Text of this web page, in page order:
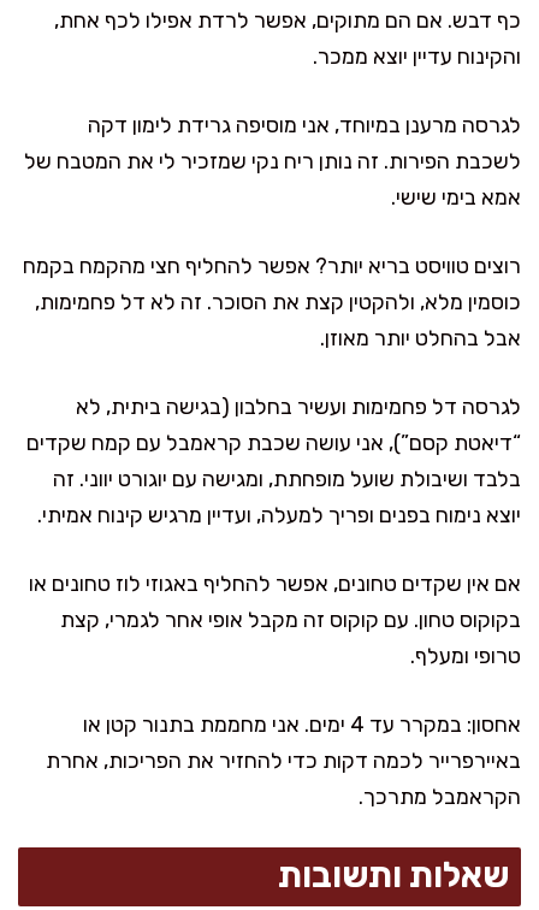
כף דבש. אם הם מתוקים, אפשר לרדת אפילו לכף אחת,
והקינוח עדיין יוצא ממכר.
לגרסה מרענן במיוחד, אני מוסיפה גרידת לימון דקה
לשכבת הפירות. זה נותן ריח נקי שמזכיר לי את המטבח של
אמא בימי שישי.
רוצים טוויסט בריא יותר? אפשר להחליף חצי מהקמח בקמח
כוסמין מלא, ולהקטין קצת את הסוכר. זה לא דל פחמימות,
אבל בהחלט יותר מאוזן.
לגרסה דל פחמימות ועשיר בחלבון (בגישה ביתית, לא
“דיאטת קסם”), אני עושה שכבת קראמבל עם קמח שקדים
בלבד ושיבולת שועל מופחתת, ומגישה עם יוגורט יווני. זה
יוצא נימוח בפנים ופריך למעלה, ועדיין מרגיש קינוח אמיתי.
אם אין שקדים טחונים, אפשר להחליף באגוזי לוז טחונים או
בקוקוס טחון. עם קוקוס זה מקבל אופי אחר לגמרי, קצת
טרופי ומעלף.
אחסון: במקרר עד 4 ימים. אני מחממת בתנור קטן או
באיירפרייר לכמה דקות כדי להחזיר את הפריכות, אחרת
הקראמבל מתרכך.
שאלות ותשובות